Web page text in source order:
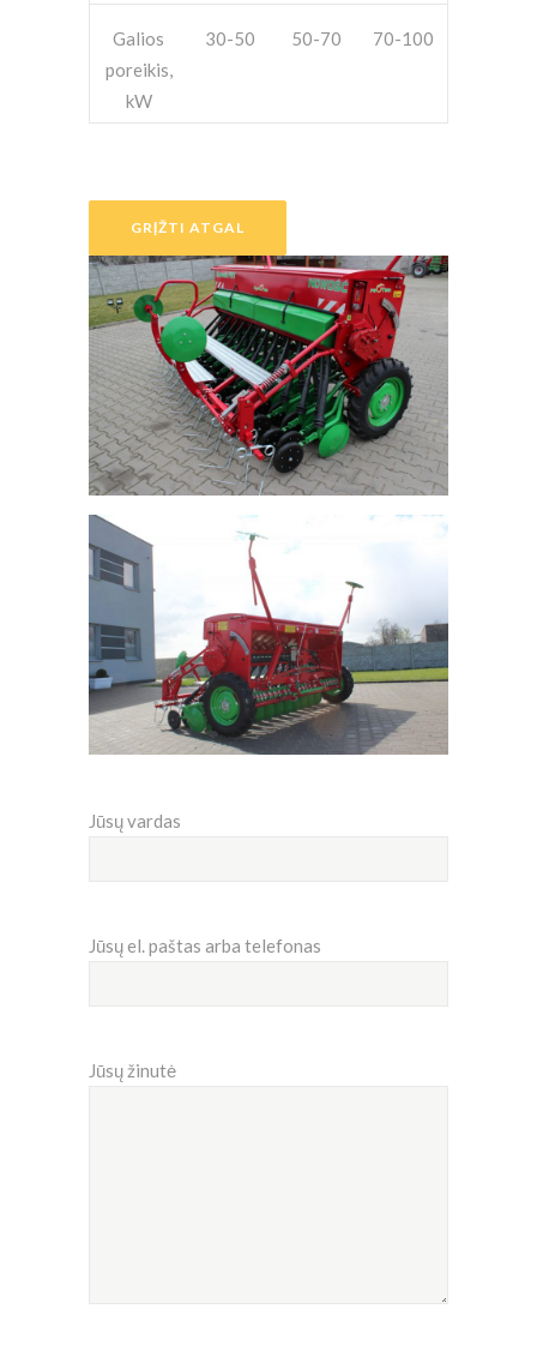
Galios
poreikis,
kW
30-50 50-70 70-100
GRĮŽTI ATGAL
Jūsų vardas
Jūsų el. paštas arba telefonas
Jūsų žinutė